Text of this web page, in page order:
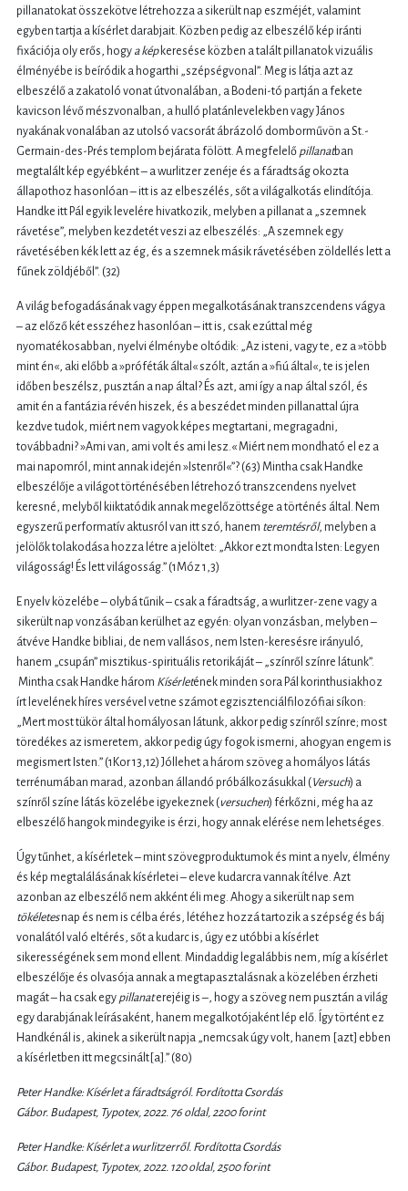
pillanatokat összekötve létrehozza a sikerült nap eszméjét, valamint
egyben tartja a kísérlet darabjait. Közben pedig az elbeszélő kép iránti
fixációja oly erős, hogy a képkeresése közben a talált pillanatok vizuális
élményébe is beíródik a hogarthi „szépségvonal”. Meg is látja azt az
elbeszélő a zakatoló vonat útvonalában, a Bodeni-tó partján a fekete
kavicson lévő mészvonalban, a hulló platánlevelekben vagy János
nyakának vonalában az utolsó vacsorát ábrázoló domborművön a St.-
Germain-des-Prés templom bejárata fölött. A megfelelő pillanatban
megtalált kép egyébként – a wurlitzer zenéje és a fáradtság okozta
állapothoz hasonlóan – itt is az elbeszélés, sőt a világalkotás elindítója.
Handke itt Pál egyik levelére hivatkozik, melyben a pillanat a „szemnek
rávetése”, melyben kezdetét veszi az elbeszélés: „A szemnek egy
rávetésében kék lett az ég, és a szemnek másik rávetésében zöldellés lett a
fűnek zöldjéből”. (32)
A világ befogadásának vagy éppen megalkotásának transzcendens vágya
– az előző két esszéhez hasonlóan – itt is, csak ezúttal még
nyomatékosabban, nyelvi élménybe oltódik: „Az isteni, vagy te, ez a »több
mint én«, aki előbb a »próféták által« szólt, aztán a »fiú által«, te is jelen
időben beszélsz, pusztán a nap által? És azt, ami így a nap által szól, és
amit én a fantázia révén hiszek, és a beszédet minden pillanattal újra
kezdve tudok, miért nem vagyok képes megtartani, megragadni,
továbbadni? »Ami van, ami volt és ami lesz.« Miért nem mondható el ez a
mai napomról, mint annak idején »Istenről«”? (63) Mintha csak Handke
elbeszélője a világot történésében létrehozó transzcendens nyelvet
keresné, melyből kiiktatódik annak megelőzöttsége a történés által. Nem
egyszerű performatív aktusról van itt szó, hanem teremtésről, melyben a
jelölők tolakodása hozza létre a jelöltet: „Akkor ezt mondta Isten: Legyen
világosság! És lett világosság.” (1Móz 1,3)
E nyelv közelébe – olybá tűnik – csak a fáradtság, a wurlitzer-zene vagy a
sikerült nap vonzásában kerülhet az egyén: olyan vonzásban, melyben –
átvéve Handke bibliai, de nem vallásos, nem Isten-keresésre irányuló,
hanem „csupán” misztikus-spirituális retorikáját – „színről színre látunk”.
Mintha csak Handke három Kísérletének minden sora Pál korinthusiakhoz
írt levelének híres versével vetne számot egzisztenciálfilozófiai síkon:
„Mert most tükör által homályosan látunk, akkor pedig színről színre; most
töredékes az ismeretem, akkor pedig úgy fogok ismerni, ahogyan engem is
megismert Isten.” (1Kor 13,12) Jóllehet a három szöveg a homályos látás
terrénumában marad, azonban állandó próbálkozásukkal (Versuch) a
színről színe látás közelébe igyekeznek (versuchen) férkőzni, még ha az
elbeszélő hangok mindegyike is érzi, hogy annak elérése nem lehetséges.
Úgy tűnhet, a kísérletek – mint szövegproduktumok és mint a nyelv, élmény
és kép megtalálásának kísérletei – eleve kudarcra vannak ítélve. Azt
azonban az elbeszélő nem akként éli meg. Ahogy a sikerült nap sem
tökéletesnap és nem is célba érés, létéhez hozzá tartozik a szépség és báj
vonalától való eltérés, sőt a kudarc is, úgy ez utóbbi a kísérlet
sikerességének sem mond ellent. Mindaddig legalábbis nem, míg a kísérlet
elbeszélője és olvasója annak a megtapasztalásnak a közelében érzheti
magát – ha csak egy pillanaterejéig is –, hogy a szöveg nem pusztán a világ
egy darabjának leírásaként, hanem megalkotójaként lép elő. Így történt ez
Handkénál is, akinek a sikerült napja „nemcsak úgy volt, hanem [azt] ebben
a kísérletben itt megcsinált[a].” (80)
Peter Handke: Kísérlet a fáradtságról. Fordította Csordás
Gábor. Budapest, Typotex, 2022. 76 oldal, 2200 forint
Peter Handke: Kísérlet a wurlitzerről. Fordította Csordás
Gábor. Budapest, Typotex, 2022. 120 oldal, 2500 forint